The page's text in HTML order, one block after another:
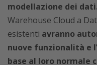
modellazione dei
Warehouse Cloud a
esistenti avranno
nuove funzionalità e
base al loro normale